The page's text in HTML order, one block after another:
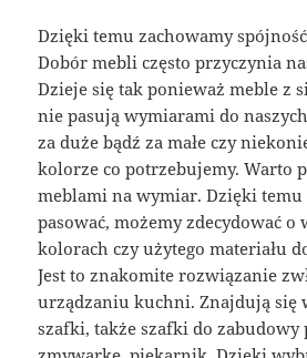
Dzięki temu zachowamy
Dobór mebli często przyczynia
Dzieje się tak ponieważ meble z
nie pasują wymiarami do
za duże bądź za małe czy
kolorze co potrzebujemy. Warto
meblami na wymiar. Dzięki temu
pasować, możemy zdecydować o
kolorach czy użytego materiału
Jest to znakomite rozwiązanie
urządzaniu kuchni. Znajdują się
szafki, także szafki do zabudowy